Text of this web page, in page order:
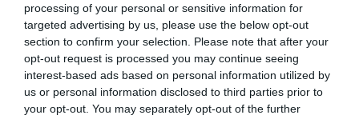
processing of your personal or sensitive information for
targeted advertising by us, please use the below opt-out
section to confirm your selection. Please note that after your
opt-out request is processed you may continue seeing
interest-based ads based on personal information utilized by
us or personal information disclosed to third parties prior to
your opt-out. You may separately opt-out of the further
Psicologia del
pettegolezzo
Perché a molte persone
piace chiacchierare, parlare
o sparlare delle vicende
altrui? Il pe...